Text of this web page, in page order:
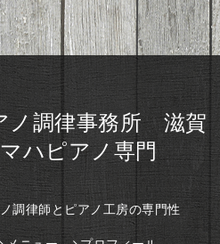
ノ調律事務所 滋賀
ハピアノ専門
調律師とピアノ工房の専門性